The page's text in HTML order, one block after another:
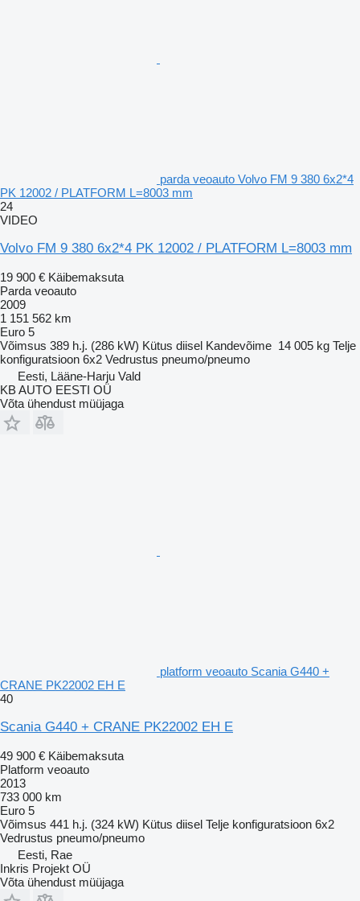
parda veoauto Volvo FM 9 380 6x2*4
PK 12002 / PLATFORM L=8003 mm
24
VIDEO
Volvo FM 9 380 6x2*4 PK 12002 / PLATFORM L=8003 mm
19 900 € Käibemaksuta
Parda veoauto
2009
1 151 562 km
Euro 5
Võimsus 389 h.j. (286 kW) Kütus diisel Kandevõime 14 005 kg Telje
konfiguratsioon 6x2 Vedrustus pneumo/pneumo
Eesti, Lääne-Harju Vald
KB AUTO EESTI OÜ
Võta ühendust müüjaga
platform veoauto Scania G440 +
CRANE PK22002 EH E
40
Scania G440 + CRANE PK22002 EH E
49 900 € Käibemaksuta
Platform veoauto
2013
733 000 km
Euro 5
Võimsus 441 h.j. (324 kW) Kütus diisel Telje konfiguratsioon 6x2
Vedrustus pneumo/pneumo
Eesti, Rae
Inkris Projekt OÜ
Võta ühendust müüjaga